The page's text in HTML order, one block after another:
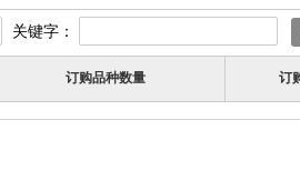
关键字：
订购品种数量 订